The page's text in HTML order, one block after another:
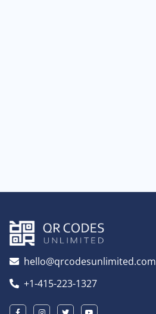
hello@qrcodesunlimited.com
+1-415-223-1327